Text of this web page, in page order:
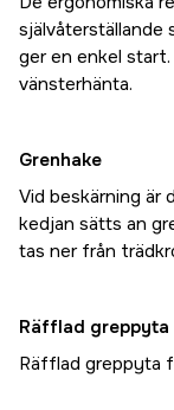
självåterställande
ger en enkel
vänsterhänta.
Grenhake
Vid beskärning är
kedjan sätts an
tas ner från
Räfflad greppyta
Räfflad greppyta